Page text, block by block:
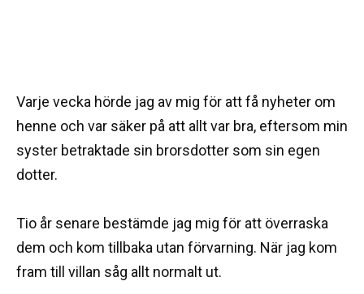
Varje vecka hörde jag av mig för att få nyheter om
henne och var säker på att allt var bra, eftersom min
syster betraktade sin brorsdotter som sin egen
dotter.
Tio år senare bestämde jag mig för att överraska
dem och kom tillbaka utan förvarning. När jag kom
fram till villan såg allt normalt ut.